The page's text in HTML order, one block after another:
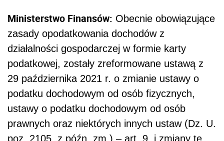
Ministerstwo Finansów: Obecnie obowiązujące
zasady opodatkowania dochodów z
działalności gospodarczej w formie karty
podatkowej, zostały zreformowane ustawą z
29 października 2021 r. o zmianie ustawy o
podatku dochodowym od osób fizycznych,
ustawy o podatku dochodowym od osób
prawnych oraz niektórych innych ustaw (Dz. U.
poz. 2105, z późn. zm.) – art. 9, i zmiany te